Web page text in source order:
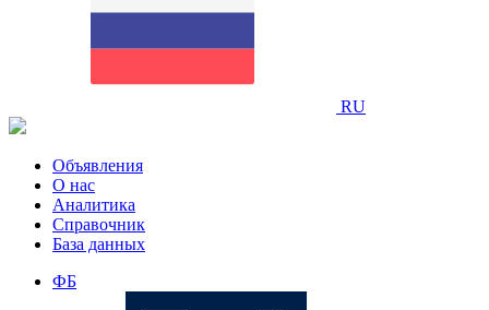
RU
Объявления
О нас
Аналитика
Справочник
База данных
ФБ